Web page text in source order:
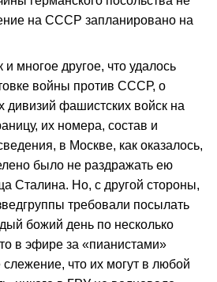
на СССР запланировано на
многое другое, что удалось
войны против СССР, о
дивизий фашистских войск на
их номера, состав и
в Москве, как оказалось,
было не раздражать ею
Сталина. Но, с другой стороны,
требовали посылать
божий день по несколько
в эфире за «пианистами»
слежение, что их могут в любой